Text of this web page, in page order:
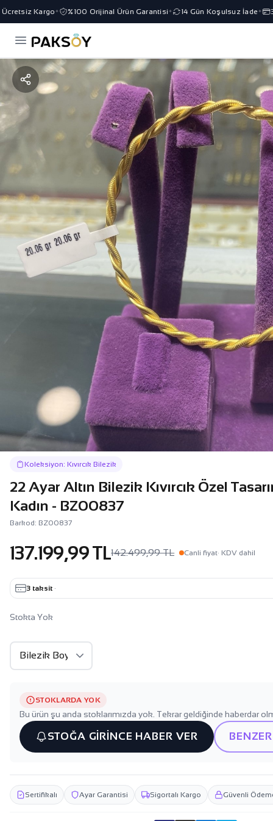
Kargo✦ %100 Orijinal Ürün Garantisi ✦ 14 Gün Koşulsuz İade✦ 3
Koleksiyon: Kıvırcık Bilezik
22 Ayar Altın Bilezik Kıvırcık Özel
Kadın - BZ00837
Barkod: BZ00837
137.199,99 TL142.499,99 TL Canli fiyat· KDV dahil
3 taksit ·
Stokta Yok
STOKLARDA YOK
Bu ürün şu anda stoklarımızda yok. Tekrar geldiğinde haberdar
STOĞA GİRİNCE HABER VER
Sertifikalı Ayar Garantisi Sigortalı Kargo Güvenli